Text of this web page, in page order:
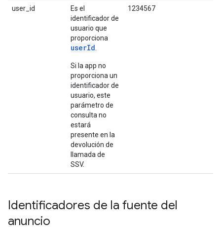
user_id
Es el
identificador de
usuario que
proporciona
userId
Si la app no
proporciona un
identificador de
usuario, este
parámetro de
consulta no
estará
presente en la
devolución de
llamada de
SSV.
1234567
Identificadores de la fuente del
anuncio